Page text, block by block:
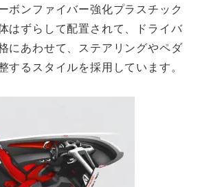
ボンファイバー強化プラスチック
はずらして配置されて、ドライバ
にあわせて、ステアリングやペダ
するスタイルを採用しています。